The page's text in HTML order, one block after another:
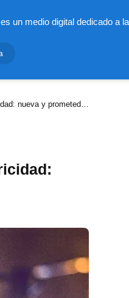
fuente de energía